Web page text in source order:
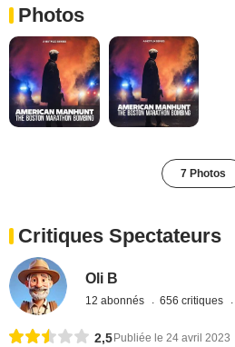
Photos
7 Photos
Critiques Spectateurs
Oli B
12 abonnés 656 critiques
2,5 Publiée le 24 avril 2023